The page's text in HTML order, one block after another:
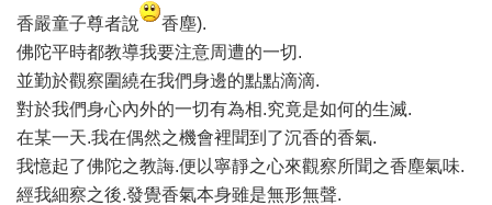
香嚴童子尊者說
香塵).
佛陀平時都教導我要注意周遭的一切.
並勤於觀察圍繞在我們身邊的點點滴滴.
對於我們身心內外的一切有為相.究竟是如何的生滅.
在某一天.我在偶然之機會裡聞到了沉香的香氣.
我憶起了佛陀之教誨.便以寧靜之心來觀察所聞之香塵氣味.
經我細察之後.發覺香氣本身雖是無形無聲.